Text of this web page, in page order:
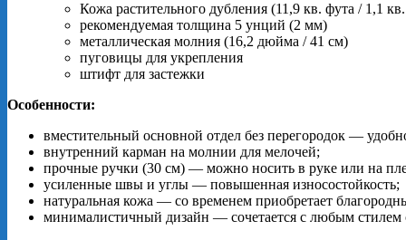
Кожа растительного дубления (11,9 кв. фута / 1,1
рекомендуемая толщина 5 унций (2 мм)
металлическая молния (16,2 дюйма / 41 см)
пуговицы для укрепления
штифт для застежки
Особенности:
вместительный основной отдел без перегородок —
внутренний карман на молнии для мелочей;
прочные ручки (30 см) — можно носить в руке или на
усиленные швы и углы — повышенная износостойкость;
натуральная кожа — со временем приобретает
минималистичный дизайн — сочетается с любым стилем